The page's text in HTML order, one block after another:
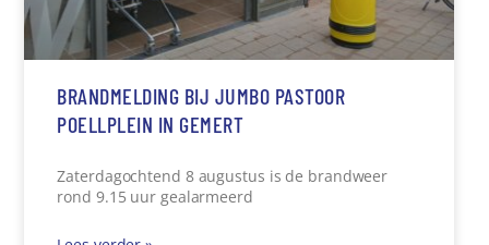
BRANDMELDING BIJ JUMBO PASTOOR
POELLPLEIN IN GEMERT
Zaterdagochtend 8 augustus is de brandweer
rond 9.15 uur gealarmeerd